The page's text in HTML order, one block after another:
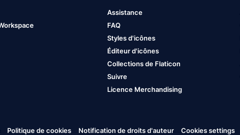
Assistance
FAQ
Styles d'icônes
Éditeur d'icônes
Collections de Flaticon
Suivre
Licence Merchandising
Politique de cookies Notification de droits d'auteur Cookies settings